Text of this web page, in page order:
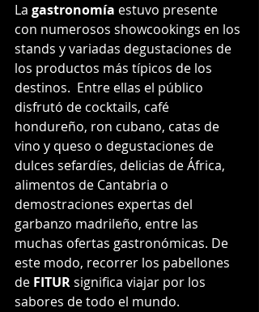
La gastronomía estuvo presente
con numerosos showcookings en los
stands y variadas degustaciones de
los productos más típicos de los
destinos.  Entre ellas el público
disfrutó de cocktails, café
hondureño, ron cubano, catas de
vino y queso o degustaciones de
dulces sefardíes, delicias de África,
alimentos de Cantabria o
demostraciones expertas del
garbanzo madrileño, entre las
muchas ofertas gastronómicas. De
este modo, recorrer los pabellones
de FITUR significa viajar por los
sabores de todo el mundo.